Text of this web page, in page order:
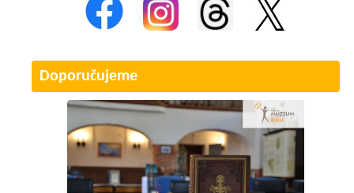
Doporučujeme